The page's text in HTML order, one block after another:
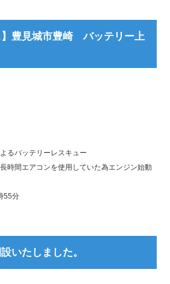
】豊見城市豊崎 バッテリー上
るバッテリーレスキュー
時間エアコンを使用していた為エンジン始動
55分
いたしました。